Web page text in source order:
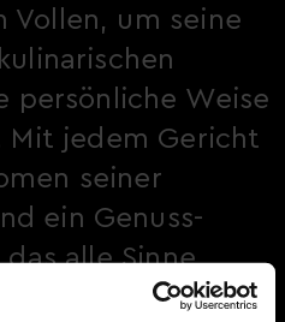
Vollen, um seine
persönliche Weise
jedem Gericht
seiner
ein Genuss-
alle Sinne